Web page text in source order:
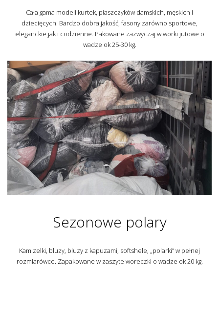
Cała gama modeli kurtek, płaszczyków damskich, męskich i
dziecięcych. Bardzo dobra jakość, fasony zarówno sportowe,
eleganckie jak i codzienne. Pakowane zazwyczaj w worki jutowe o
wadze ok 25-30 kg.
Sezonowe polary
Kamizelki, bluzy, bluzy z kapuzami, softshele, „polarki” w pełnej
rozmiarówce. Zapakowane w zaszyte woreczki o wadze ok 20 kg.